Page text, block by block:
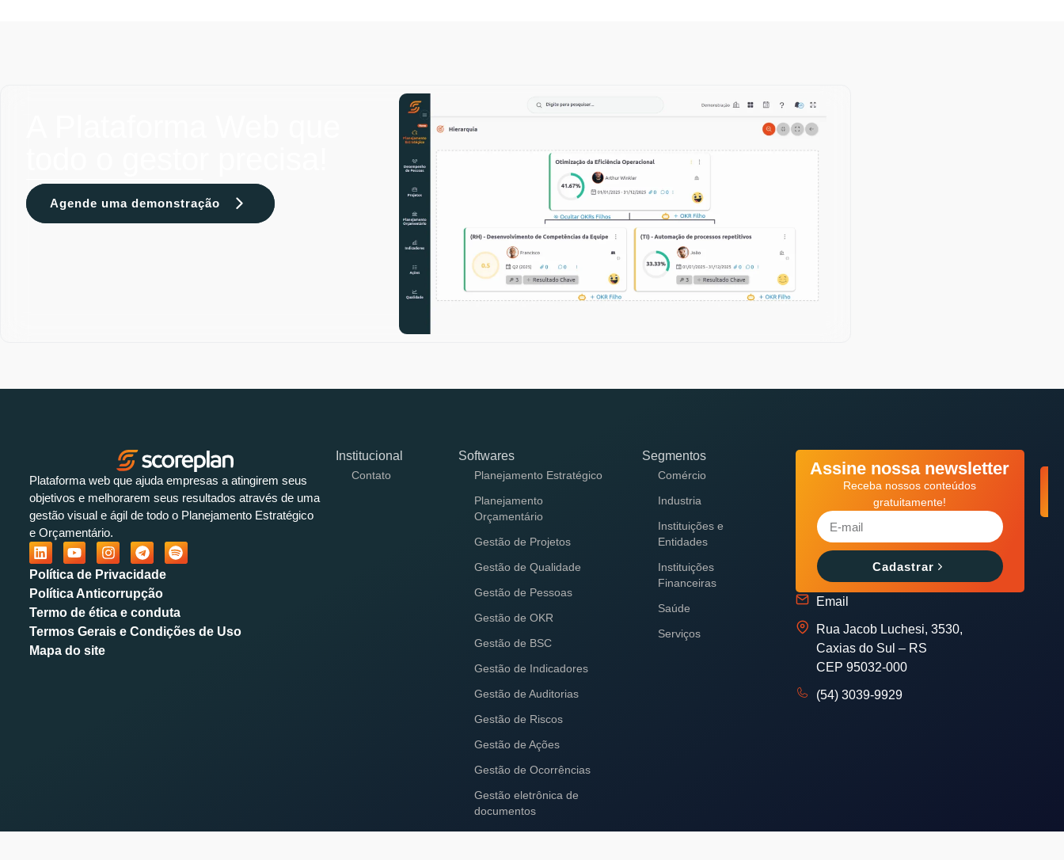
Agende uma demonstração
Plataforma web que ajuda empresas a atingirem seus
objetivos e melhorarem seus resultados através de uma
gestão visual e ágil de todo o Planejamento Estratégico
e Orçamentário.
Política de Privacidade
Política Anticorrupção
Termo de ética e conduta
Termos Gerais e Condições de Uso
Mapa do site
Institucional
Contato
Softwares
Planejamento Estratégico
Planejamento
Orçamentário
Gestão de Projetos
Gestão de Qualidade
Gestão de Pessoas
Gestão de OKR
Gestão de BSC
Gestão de Indicadores
Gestão de Auditorias
Gestão de Riscos
Gestão de Ações
Gestão de Ocorrências
Gestão eletrônica de
documentos
Segmentos
Comércio
Industria
Instituições e
Entidades
Instituições
Financeiras
Saúde
Serviços
Assine nossa newsletter
Receba nossos conteúdos
gratuitamente!
Cadastrar
Email
Rua Jacob Luchesi, 3530,
Caxias do Sul – RS
CEP 95032-000
(54) 3039-9929